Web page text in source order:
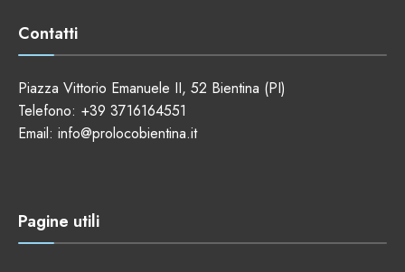
Contatti
Piazza Vittorio Emanuele II, 52 Bientina (PI)
Telefono: +39 3716164551
Email: info@prolocobientina.it
Pagine utili